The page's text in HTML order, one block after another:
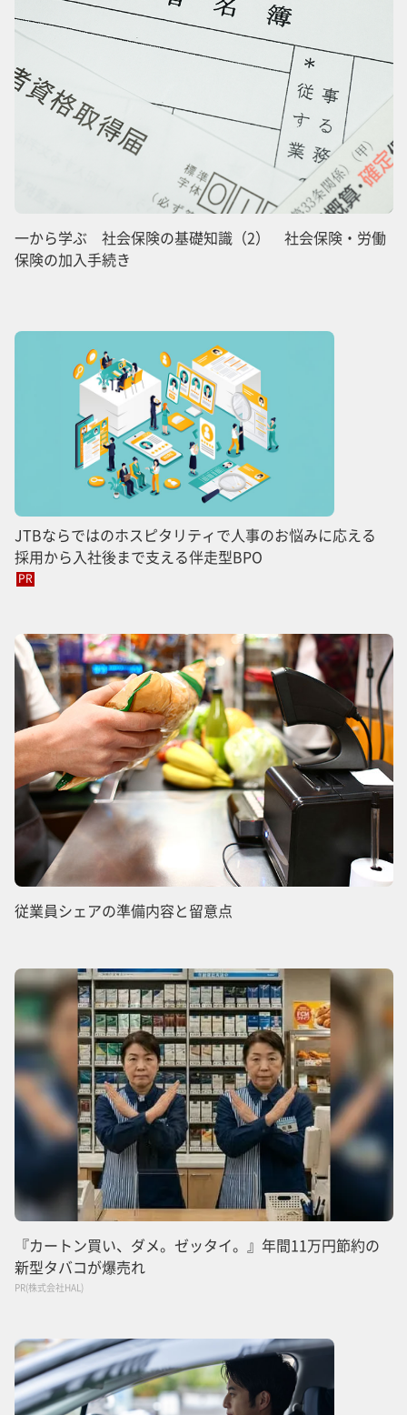
一から学ぶ 社会保険の基礎知識（2） 社会保険・労働
保険の加入手続き
JTBならではのホスピタリティで人事のお悩みに応える
採用から入社後まで支える伴走型BPO
PR
従業員シェアの準備内容と留意点
『カートン買い、ダメ。ゼッタイ。』年間11万円節約の
新型タバコが爆売れ
PR(株式会社HAL)